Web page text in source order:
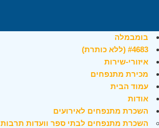
בומבמלה
#4683 (ללא כותרת)
איזורי-שירות
מכירת מתנפחים
עמוד הבית
אודות
השכרת מתנפחים לאירועים
השכרת מתנפחים לבתי ספר וועדות תרבות